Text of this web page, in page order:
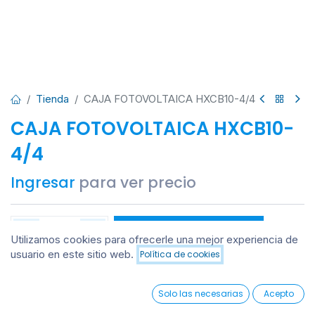
Añadir al carrito
0
Wishlist Account
Tienda CAJA FOTOVOLTAICA HXCB10-4/4
CAJA FOTOVOLTAICA HXCB10-
4/4
Ingresar para ver precio
Añadir al carrito
Añadir a lista de deseos
Utilizamos cookies para ofrecerle una mejor experiencia de
usuario en este sitio web. Política de cookies
Solo las necesarias Acepto